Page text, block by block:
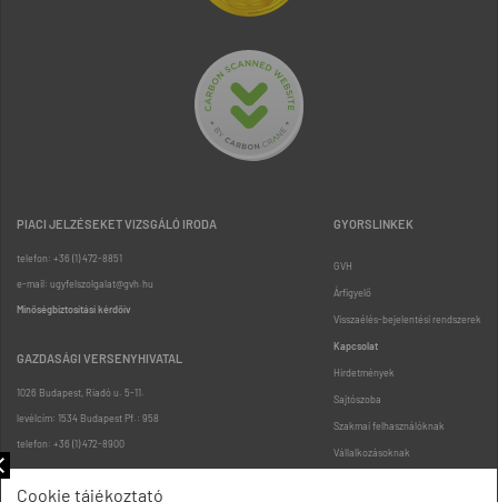
PIACI JELZÉSEKET VIZSGÁLÓ IRODA
telefon: +36 (1) 472-8851
e-mail: ugyfelszolgalat@gvh.hu
Minőségbiztosítási kérdőív
GAZDASÁGI VERSENYHIVATAL
1026 Budapest, Riadó u. 5-11.
levélcím: 1534 Budapest Pf.: 958
telefon: +36 (1) 472-8900
GYORSLINKEK
GVH
Árfigyelő
Visszaélés-bejelentési rendszerek
Kapcsolat
Hirdetmények
Sajtószoba
Szakmai felhasználóknak
Vállalkozásoknak
Cookie tájékoztató